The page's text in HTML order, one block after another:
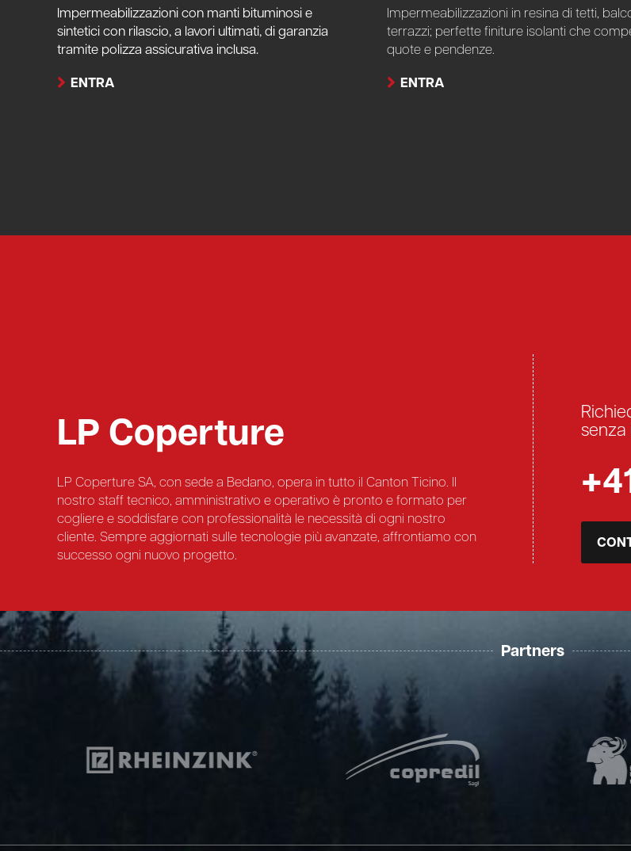
Impermeabilizzazioni con manti bituminosi e
sintetici con rilascio, a lavori ultimati, di garanzia
tramite polizza assicurativa inclusa.
ENTRA
Impermeabilizzazioni in resina di tetti,
terrazzi; perfette finiture isolanti che
quote e pendenze.
ENTRA
LP Coperture
LP Coperture SA, con sede a Bedano, opera in tutto il Canton Ticino. Il
nostro staff tecnico, amministrativo e operativo è pronto e formato per
cogliere e soddisfare con professionalità le necessità di ogni nostro
cliente. Sempre aggiornati sulle tecnologie più avanzate, affrontiamo con
successo ogni nuovo progetto.
Partners